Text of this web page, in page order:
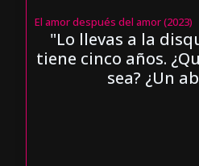
El amor después del amor (2023)
"Lo llevas a la
tiene cinco años.
sea? ¿Un